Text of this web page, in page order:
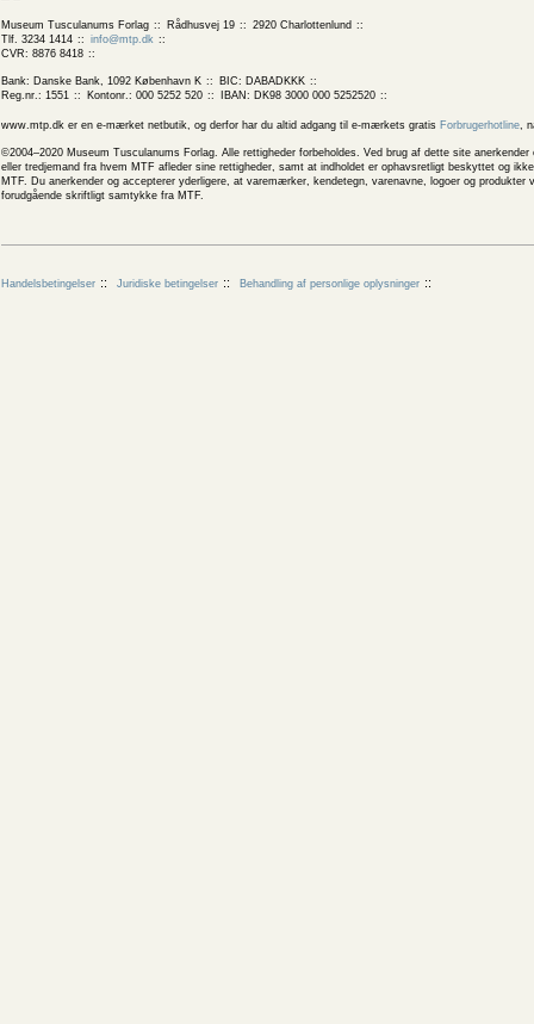
Museum Tusculanums Forlag Rådhusvej 19
2920 Charlottenlund
Tlf. 3234 1414
info@mtp.dk
CVR: 8876 8418
Bank: Danske Bank, 1092 København K
BIC: DABADKKK
Reg.nr.: 1551
Kontonr.: 000 5252 520 IBAN: DK98 3000 000 5252520
www.mtp.dk er en e-mærket netbutik, og derfor har du altid adgang til e-mærkets gratis Forbrugerhotline,
©2004–2020 Museum Tusculanums Forlag. Alle rettigheder forbeholdes. Ved brug af dette site
eller tredjemand fra hvem MTF afleder sine rettigheder, samt at indholdet er ophavsretligt beskyttet og
MTF. Du anerkender og accepterer yderligere, at varemærker, kendetegn, varenavne, logoer og
forudgående skriftligt samtykke fra MTF.
Handelsbetingelser Juridiske betingelser Behandling af personlige oplysninger